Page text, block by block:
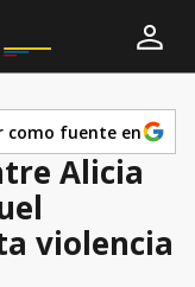
como fuente en
Alicia
violencia